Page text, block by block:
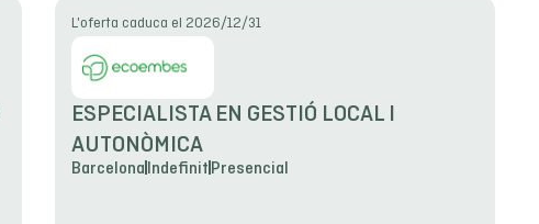
L'oferta caduca el 2026/12/31
ESPECIALISTA EN GESTIÓ LOCAL I
AUTONÒMICA
Barcelona Indefinit Presencial